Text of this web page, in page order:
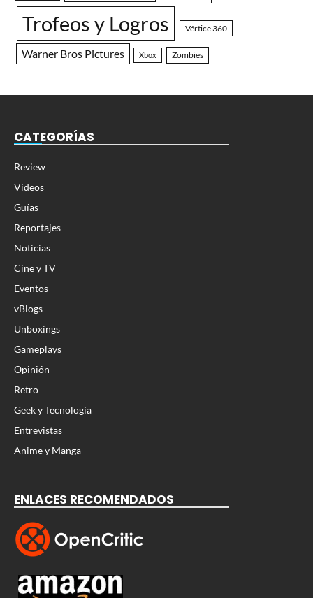
Trofeos y Logros Vértice 360
Warner Bros Pictures Xbox Zombies
CATEGORÍAS
Review
Vídeos
Guías
Reportajes
Noticias
Cine y TV
Eventos
vBlogs
Unboxings
Gameplays
Opinión
Retro
Geek y Tecnología
Entrevistas
Anime y Manga
ENLACES RECOMENDADOS